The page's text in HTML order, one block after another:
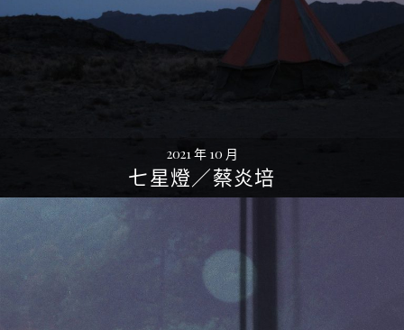
2021 年 10 月
七星燈／蔡炎培